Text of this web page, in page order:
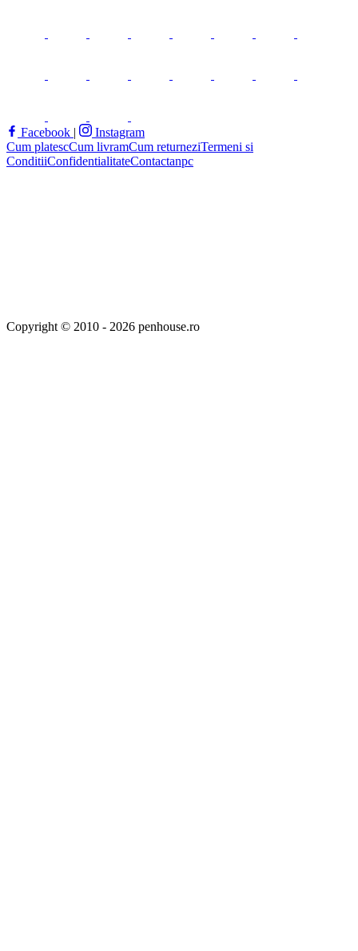
Facebook |
Instagram
Cum platescCum livramCum returneziTermeni si
ConditiiConfidentialitateContactanpc
Copyright © 2010 - 2026 penhouse.ro